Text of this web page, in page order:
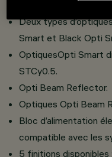
Deux types
Smart et Black Opti
OptiquesOpti Smart
STCy0.5.
Opti Beam Reflector.
Optiques Opti Beam
Bloc d’alimentation
compatible avec les
5 finitions disponibles